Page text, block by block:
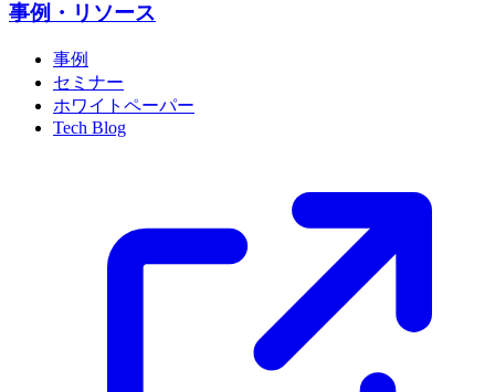
事例・リソース
事例
セミナー
ホワイトペーパー
Tech Blog